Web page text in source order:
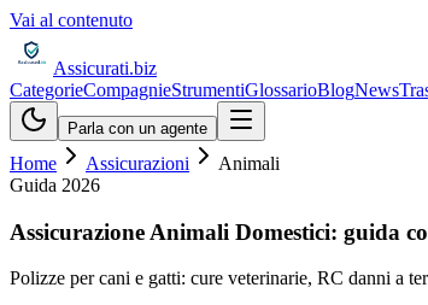
Vai al contenuto
Assicurati.biz
CategorieCompagnieStrumentiGlossarioBlogNews
Parla con un agente
Home Assicurazioni
Animali
Guida 2026
Assicurazione Animali Domestici: guida
Polizze per cani e gatti: cure veterinarie, RC danni a